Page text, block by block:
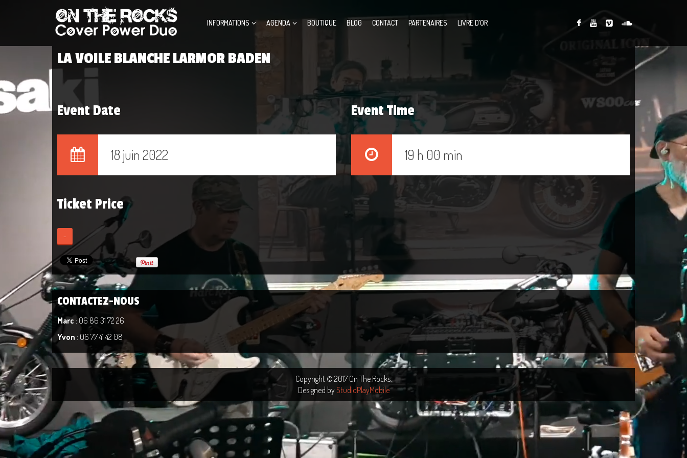
INFORMATIONS AGENDA BOUTIQUE BLOG CONTACT PARTENAIRES LIVRE D’OR
LA VOILE BLANCHE LARMOR BADEN
Event Date
18 juin 2022
Event Time
19 h 00 min
Ticket Price
-
CONTACTEZ-NOUS
Marc : 06 86 31 72 26
Yvon : 06 77 41 42 08
Copyright © 2017 On The Rocks.
Designed by StudioPlayMobile